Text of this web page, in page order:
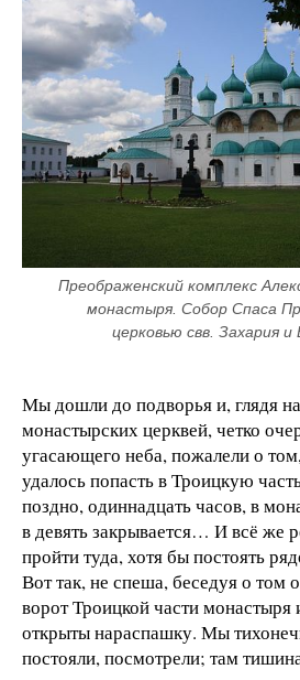
Преображенский комплекс
монастыря. Собор Спаса
церковью свв. Захария
Мы дошли до подворья и, глядя
монастырских церквей, четко
угасающего неба, пожалели о
удалось попасть в Троицкую
поздно, одиннадцать часов, в
в девять закрывается… И всё же
пройти туда, хотя бы постоять
Вот так, не спеша, беседуя о том
ворот Троицкой части
открыты нараспашку. Мы
постояли, посмотрели; там